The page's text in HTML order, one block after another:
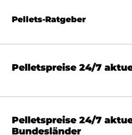
Pellets-Ratgeber
Pelletspreise 24/7
Pelletspreise 24/7
Bundesländer